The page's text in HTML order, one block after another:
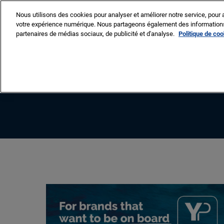
au
contenu
8 -13 sept. 2026
Liste des
Nous utilisons des cookies pour analyser et améliorer notre service,
votre expérience numérique. Nous partageons également des
partenaires de médias sociaux, de publicité et d'analyse. Politique de